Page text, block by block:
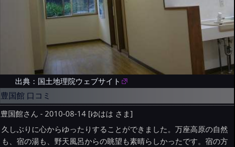
出典：国土地理院ウェブサイト
豊国館 口コミ
豊国館さん - 2010-08-14 [ゆはは さま]
久しぶりに心からゆったりすることができました。万座高原の自然
も、宿の湯も、野天風呂からの眺望も素晴らしかったです。宿の方